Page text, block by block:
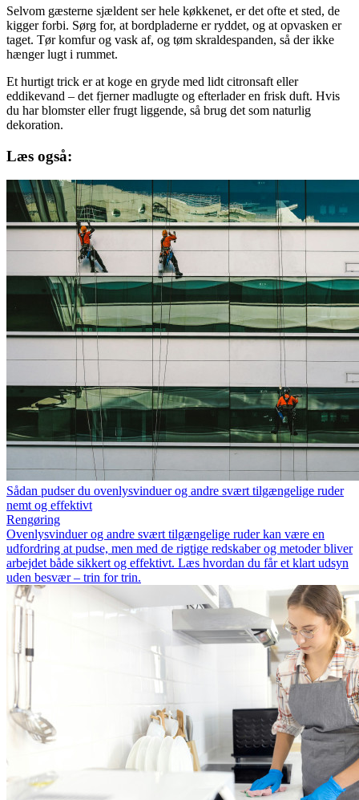
Selvom gæsterne sjældent ser hele køkkenet, er det ofte et sted, de
kigger forbi. Sørg for, at bordpladerne er ryddet, og at opvasken er
taget. Tør komfur og vask af, og tøm skraldespanden, så der ikke
hænger lugt i rummet.
Et hurtigt trick er at koge en gryde med lidt citronsaft eller
eddikevand – det fjerner madlugte og efterlader en frisk duft. Hvis
du har blomster eller frugt liggende, så brug det som naturlig
dekoration.
Læs også:
Sådan pudser du ovenlysvinduer og andre svært tilgængelige ruder
nemt og effektivt
Rengøring
Ovenlysvinduer og andre svært tilgængelige ruder kan være en
udfordring at pudse, men med de rigtige redskaber og metoder bliver
arbejdet både sikkert og effektivt. Læs hvordan du får et klart udsyn
uden besvær – trin for trin.